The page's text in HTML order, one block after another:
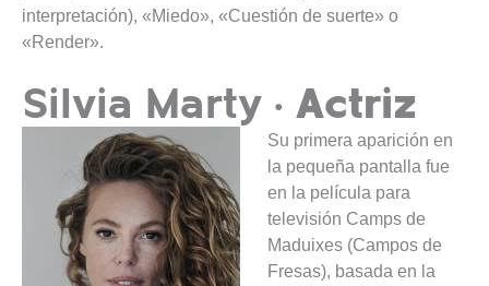
interpretación), «Miedo», «Cuestión de suerte» o
«Render».
Silvia Marty · Actriz
Su primera aparición en
la pequeña pantalla fue
en la película para
televisión Camps de
Maduixes (Campos de
Fresas), basada en la